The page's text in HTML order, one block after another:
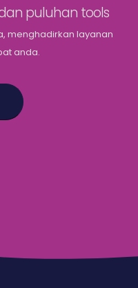
puluhan tools
menghadirkan layanan
anda.